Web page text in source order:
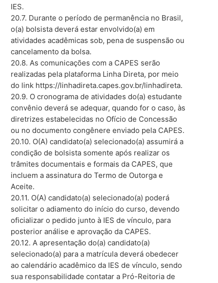
IES.
20.7. Durante o período de permanência no Brasil,
o(a) bolsista deverá estar envolvido(a) em
atividades acadêmicas sob, pena de suspensão ou
cancelamento da bolsa.
20.8. As comunicações com a CAPES serão
realizadas pela plataforma Linha Direta, por meio
do link https://linhadireta.capes.gov.br/linhadireta.
20.9. O cronograma de atividades do(a) estudante
convênio deverá se adequar, quando for o caso, às
diretrizes estabelecidas no Ofício de Concessão
ou no documento congênere enviado pela CAPES.
20.10. O(A) candidato(a) selecionado(a) assumirá a
condição de bolsista somente após realizar os
trâmites documentais e formais da CAPES, que
incluem a assinatura do Termo de Outorga e
Aceite.
20.11. O(A) candidato(a) selecionado(a) poderá
solicitar o adiamento do início do curso, devendo
oficializar o pedido junto à IES de vínculo, para
posterior análise e aprovação da CAPES.
20.12. A apresentação do(a) candidato(a)
selecionado(a) para a matrícula deverá obedecer
ao calendário acadêmico da IES de vínculo, sendo
sua responsabilidade contatar a Pró-Reitoria de